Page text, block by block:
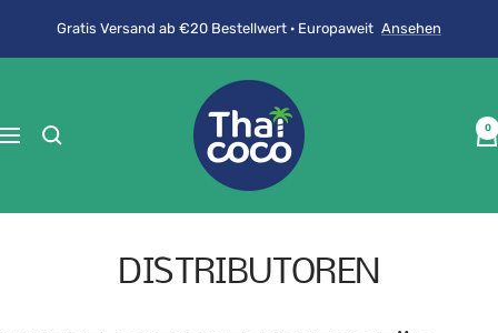
Gratis Versand ab €20 Bestellwert · Europaweit Ansehen
Navigation
ThaiCoco
0
DISTRIBUTOREN